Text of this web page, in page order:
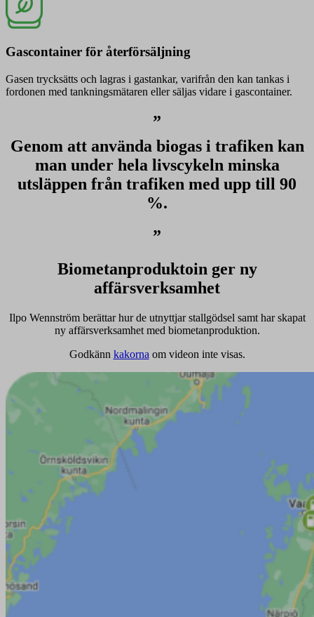
Gascontainer för återförsäljning
Gasen trycksätts och lagras i gastankar, varifrån den kan tankas i
fordonen med tankningsmätaren eller säljas vidare i gascontainer.
”
Genom att använda biogas i trafiken kan
man under hela livscykeln minska
utsläppen från trafiken med upp till 90
%.
”
Biometanproduktoin ger ny
affärsverksamhet
Ilpo Wennström berättar hur de utnyttjar stallgödsel samt har skapat
ny affärsverksamhet med biometanproduktion.
Godkänn kakorna om videon inte visas.